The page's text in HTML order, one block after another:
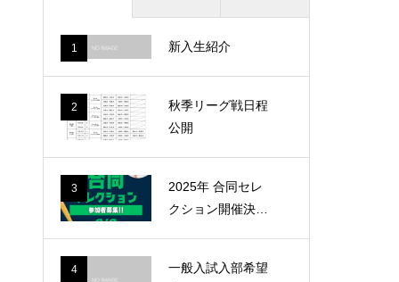
1 新入生紹介
2
秋季リーグ戦日程
公開
3
2025年 合同セレ
クション開催決
4
一般入試入部希望